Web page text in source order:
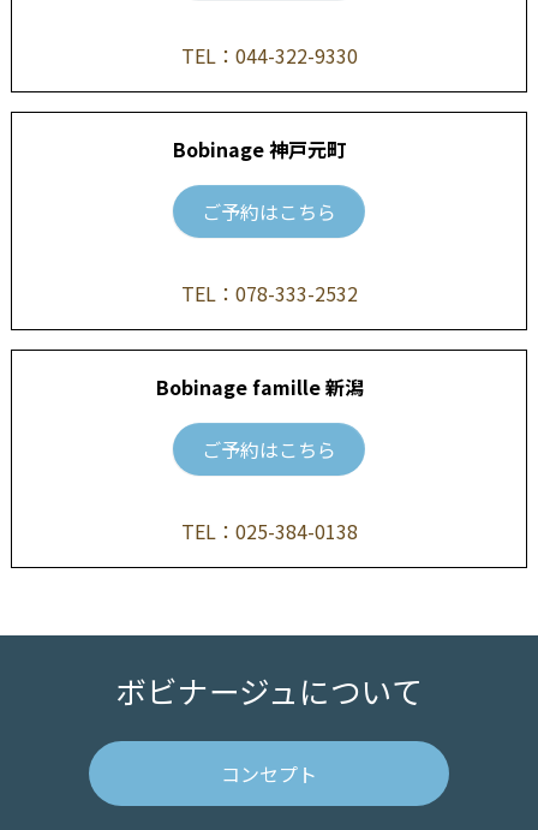
TEL： 044-322-9330
Bobinage 神戸元町
ご予約はこちら
TEL： 078-333-2532
Bobinage famille 新潟
ご予約はこちら
TEL： 025-384-0138
ボビナージュについて
コンセプト